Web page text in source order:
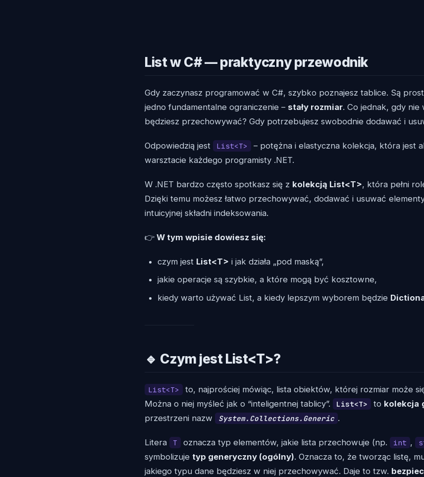
List w C# — praktyczny przewodnik
Gdy zaczynasz programować w C#, szybko poznajesz tablice. Są
jedno fundamentalne ograniczenie – stały rozmiar. Co jednak, gdy nie
będziesz przechowywać? Gdy potrzebujesz swobodnie dodawać i
Odpowiedzią jest List<T>
– potężna i elastyczna kolekcja, która jest
warsztacie każdego programisty .NET.
W .NET bardzo często spotkasz się z kolekcją List<T>, która pełni
Dzięki temu możesz łatwo przechowywać, dodawać i usuwać
intuicyjnej składni indeksowania.
👉 W tym wpisie dowiesz się:
czym jest List<T> i jak działa „pod maską”,
jakie operacje są szybkie, a które mogą być kosztowne,
kiedy warto używać List, a kiedy lepszym wyborem będzie
🔹 Czym jest List<T>?
List<T>
to, najprościej mówiąc, lista obiektów, której rozmiar może
Można o niej myśleć jak o “inteligentnej tablicy”.
List<T> to kolekcja
przestrzeni nazw
System.Collections.Generic .
Litera T oznacza typ elementów, jakie lista przechowuje (np. int ,
symbolizuje typ generyczny (ogólny). Oznacza to, że tworząc listę,
jakiego typu dane będziesz w niej przechowywać. Daje to tzw.